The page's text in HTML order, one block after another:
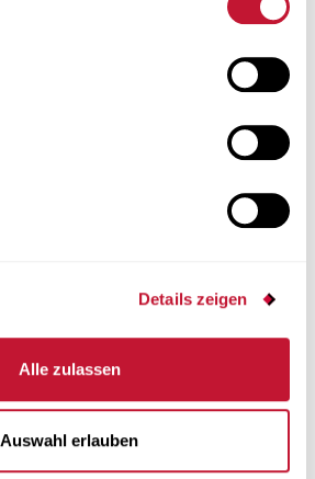
Details zeigen
Alle zulassen
Auswahl erlauben